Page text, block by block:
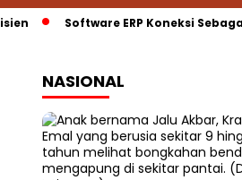
Software ERP Koneksi Sebagai
NASIONAL